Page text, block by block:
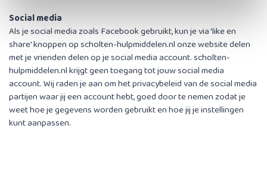
Social media
Als je social media zoals Facebook gebruikt, kun je via 'like en
share' knoppen op scholten-hulpmiddelen.nl onze website delen
met je vrienden delen op je social media account. scholten-
hulpmiddelen.nl krijgt geen toegang tot jouw social media
account. Wij raden je aan om het privacybeleid van de social media
partijen waar jij een account hebt, goed door te nemen zodat je
weet hoe je gegevens worden gebruikt en hoe jij je instellingen
kunt aanpassen.